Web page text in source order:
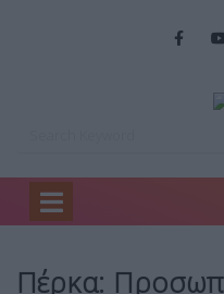
Home
Πέρκα: